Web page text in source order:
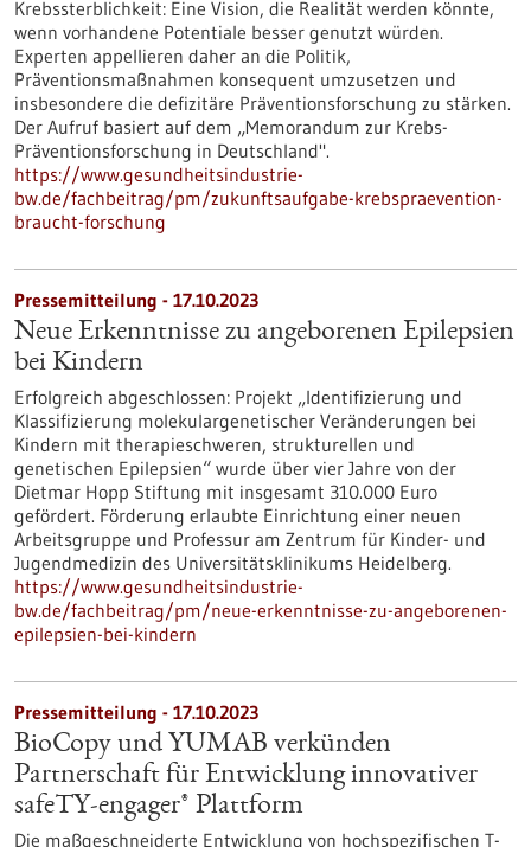
Krebssterblichkeit: Eine Vision, die Realität werden könnte,
wenn vorhandene Potentiale besser genutzt würden.
Experten appellieren daher an die Politik,
Präventionsmaßnahmen konsequent umzusetzen und
insbesondere die defizitäre Präventionsforschung zu stärken.
Der Aufruf basiert auf dem „Memorandum zur Krebs-
Präventionsforschung in Deutschland".
https://www.gesundheitsindustrie-
bw.de/fachbeitrag/pm/zukunftsaufgabe-krebspraevention-
braucht-forschung
Pressemitteilung - 17.10.2023
Neue Erkenntnisse zu angeborenen Epilepsien
bei Kindern
Erfolgreich abgeschlossen: Projekt „Identifizierung und
Klassifizierung molekulargenetischer Veränderungen bei
Kindern mit therapieschweren, strukturellen und
genetischen Epilepsien“ wurde über vier Jahre von der
Dietmar Hopp Stiftung mit insgesamt 310.000 Euro
gefördert. Förderung erlaubte Einrichtung einer neuen
Arbeitsgruppe und Professur am Zentrum für Kinder- und
Jugendmedizin des Universitätsklinikums Heidelberg.
https://www.gesundheitsindustrie-
bw.de/fachbeitrag/pm/neue-erkenntnisse-zu-angeborenen-
epilepsien-bei-kindern
Pressemitteilung - 17.10.2023
BioCopy und YUMAB verkünden
Partnerschaft für Entwicklung innovativer
safeTY-engager® Plattform
Die maßgeschneiderte Entwicklung von hochspezifischen T-